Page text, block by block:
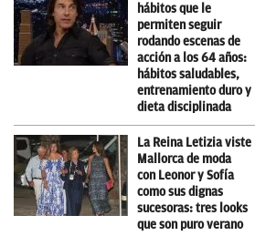
hábitos que le
permiten seguir
rodando escenas de
acción a los 64 años:
hábitos saludables,
entrenamiento duro y
dieta disciplinada
La Reina Letizia viste
Mallorca de moda
con Leonor y Sofía
como sus dignas
sucesoras: tres looks
que son puro verano